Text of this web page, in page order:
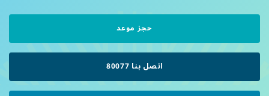
حجز موعد
اتصل بنا 80077